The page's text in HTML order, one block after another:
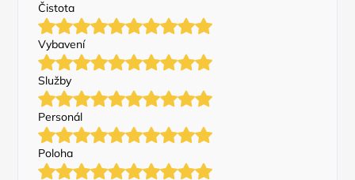
Čistota
Vybavení
Služby
Personál
Poloha